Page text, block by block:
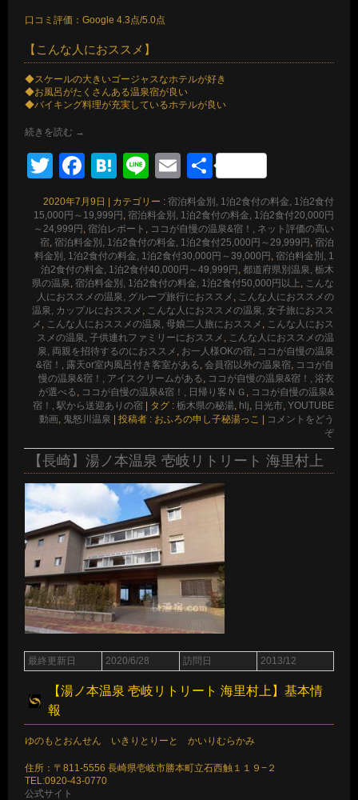
口コミ評価：Google 4.3点/5.0点
【こんな人におススメ】
◆スケールの大きいゴージャスなホテルが好き
◆お風呂がたくさんある温泉宿が良い
◆バイキング料理が充実しているホテルが良い
続きを読む →
TwitterFacebook
Hatena
LineEmail
共
有
2020年7月9日 カテゴリー : 宿泊料金別, 1泊2食付の料金, 1泊2食付
15,000円～19,999円 , 宿泊料金別, 1泊2食付の料金, 1泊2食付20,000円
～24,999円 , 宿泊レポート , ココが自慢の温泉&宿！, ネット評価の高い
宿, 宿泊料金別, 1泊2食付の料金, 1泊2食付25,000円～29,999円 , 宿泊
料金別, 1泊2食付の料金, 1泊2食付30,000円～39,000円 , 宿泊料金別, 1
泊2食付の料金, 1泊2食付40,000円～49,999円 , 都道府県別温泉, 栃木
県の温泉, 宿泊料金別, 1泊2食付の料金, 1泊2食付50,000円以上, こんな
人におススメの温泉, グループ旅行におススメ , こんな人におススメの
温泉, カップルにおススメ , こんな人におススメの温泉, 女子旅におスス
メ , こんな人におススメの温泉, 母娘二人旅におススメ , こんな人におス
スメの温泉, 子供連れファミリーにおススメ , こんな人におススメの温
泉, 両親を招待するのにおススメ , お一人様OKの宿, ココが自慢の温泉
&宿！, 露天or室内風呂付き客室がある, 会員宿以外の温泉宿, ココが自
慢の温泉&宿！, アイスクリームがある, ココが自慢の温泉&宿！, 浴衣
が選べる, ココが自慢の温泉&宿！, 日帰り客ＮＧ , ココが自慢の温泉&
宿！, 駅から送迎ありの宿
タグ : 栃木県の秘湯, hlj, 日光市, YOUTUBE
動画, 鬼怒川温泉 投稿者 : おふろの申し子秘湯っこ
コメントをどう
ぞ
【長崎】湯ノ本温泉 壱岐リトリート 海里村上
最終更新日 2020/6/28 訪問日 2013/12
【湯ノ本温泉 壱岐リトリート 海里村上】基本情
報
ゆのもとおんせん いきりとりーと かいりむらかみ
住所：〒811-5556 長崎県壱岐市勝本町立石西触１１９−２
TEL:0920-43-0770
公式サイト